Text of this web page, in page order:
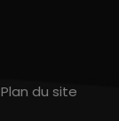
Plan du site